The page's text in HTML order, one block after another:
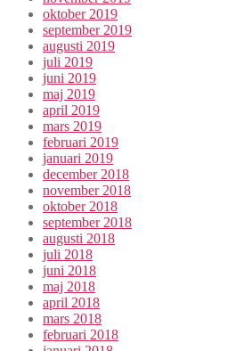
oktober 2019
september 2019
augusti 2019
juli 2019
juni 2019
maj 2019
april 2019
mars 2019
februari 2019
januari 2019
december 2018
november 2018
oktober 2018
september 2018
augusti 2018
juli 2018
juni 2018
maj 2018
april 2018
mars 2018
februari 2018